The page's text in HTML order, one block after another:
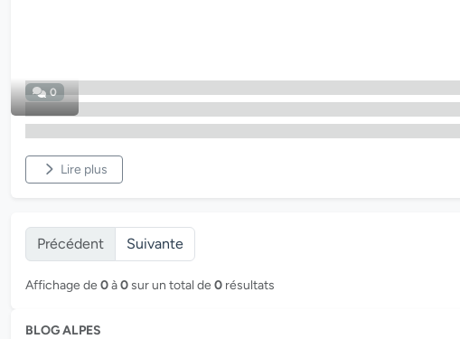
0
Lire plus
Précédent Suivante
Affichage de 0à0sur un total de 0 résultats
BLOG ALPES